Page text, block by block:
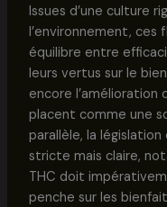
Issues d’une culture
l’environnement, ces
équilibre entre
leurs vertus sur le
encore l’amélioration
placent comme une
parallèle, la
stricte mais claire,
THC doit
penche sur les